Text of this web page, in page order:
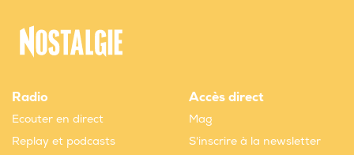
Radio
Ecouter en direct
Replay et podcasts
Accès direct
Mag
S'inscrire à la newsletter